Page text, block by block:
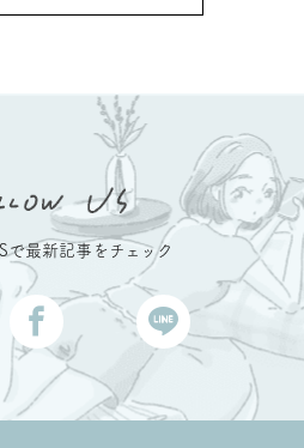
で最新記事をチェック